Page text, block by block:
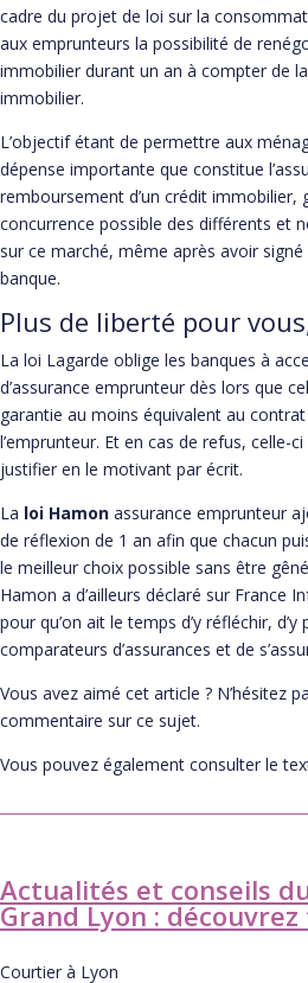
cadre du projet de loi sur la
aux emprunteurs la possibilité de
immobilier durant un an à compter de
immobilier.
L’objectif étant de permettre aux
dépense importante que constitue
remboursement d’un crédit immobilier,
concurrence possible des différents et
sur ce marché, même après avoir signé
banque.
Plus de liberté pour
La loi Lagarde oblige les banques à
d’assurance emprunteur dès lors que
garantie au moins équivalent au contrat
l’emprunteur. Et en cas de refus, celle-
justifier en le motivant par écrit.
La loi Hamon assurance emprunteur
de réflexion de 1 an afin que chacun
le meilleur choix possible sans être
Hamon a d’ailleurs déclaré sur France
pour qu’on ait le temps d’y réfléchir,
comparateurs d’assurances et de
Vous avez aimé cet article ? N’hésitez
commentaire sur ce sujet.
Vous pouvez également consulter le
Actualités et conseils
Grand Lyon :
Courtier à Lyon